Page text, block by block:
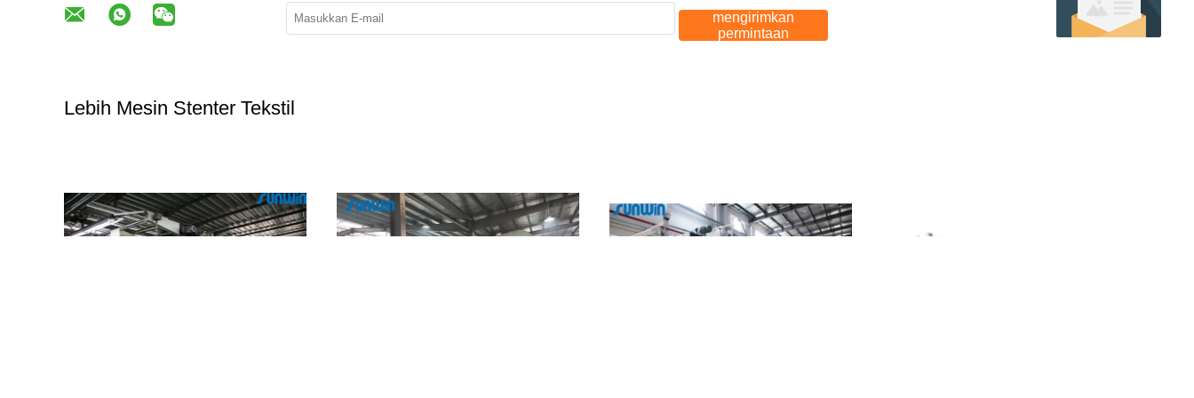
mengirimkan
permintaan
Lebih Mesin Stenter Tekstil